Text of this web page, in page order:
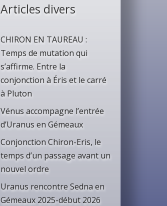
Articles divers
CHIRON EN TAUREAU :
Temps de mutation qui
s’affirme. Entre la
conjonction à Éris et le carré
à Pluton
Vénus accompagne l’entrée
d’Uranus en Gémeaux
Conjonction Chiron-Eris, le
temps d’un passage avant un
nouvel ordre
Uranus rencontre Sedna en
Gémeaux 2025-début 2026